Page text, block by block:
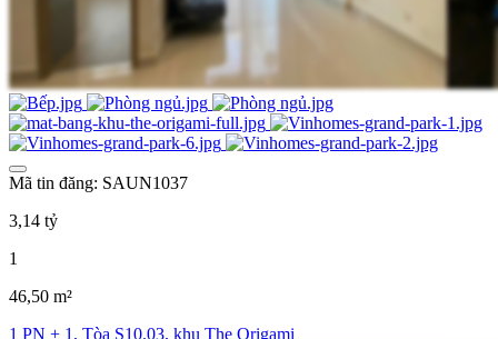
Mã tin đăng: SAUN1037
3,14 tỷ
1
46,50 m²
1 PN + 1, Tòa S10.03, khu The Origami